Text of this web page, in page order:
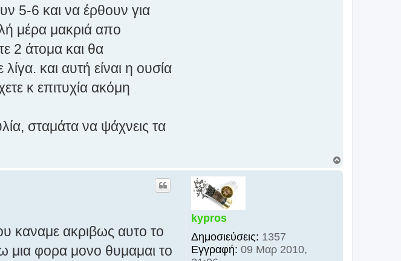
5-6 και να έρθουν για
μέρα μακριά απο
2 άτομα και θα
και αυτή είναι η ουσία
κ επιτυχία ακόμη
σταμάτα να ψάχνεις τα
kypros
Δημοσιεύσεις: 1357
Εγγραφή: 09 Μαρ 2010,
καναμε ακριβως αυτο το
μια φορα μονο θυμαμαι το